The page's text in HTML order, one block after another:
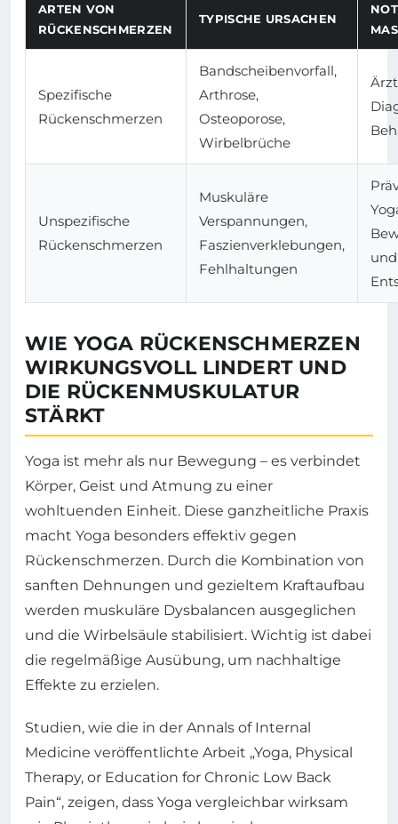
ARTEN VON
RÜCKENSCHMERZEN
TYPISCHE URSACHEN
Spezifische
Rückenschmerzen
Bandscheibenvorfall,
Arthrose,
Osteoporose,
Wirbelbrüche
Unspezifische
Rückenschmerzen
Muskuläre
Verspannungen,
Faszienverklebungen,
Fehlhaltungen
und
WIE YOGA RÜCKENSCHMERZEN
WIRKUNGSVOLL LINDERT UND
DIE RÜCKENMUSKULATUR
STÄRKT
Yoga ist mehr als nur Bewegung – es verbindet
Körper, Geist und Atmung zu einer
wohltuenden Einheit. Diese ganzheitliche Praxis
macht Yoga besonders effektiv gegen
Rückenschmerzen. Durch die Kombination von
sanften Dehnungen und gezieltem Kraftaufbau
werden muskuläre Dysbalancen ausgeglichen
und die Wirbelsäule stabilisiert. Wichtig ist dabei
die regelmäßige Ausübung, um nachhaltige
Effekte zu erzielen.
Studien, wie die in der Annals of Internal
Medicine veröffentlichte Arbeit „Yoga, Physical
Therapy, or Education for Chronic Low Back
Pain“, zeigen, dass Yoga vergleichbar wirksam